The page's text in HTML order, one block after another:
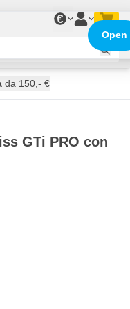
€
spedito oggi
da 150,- €
GTi PRO con
Open